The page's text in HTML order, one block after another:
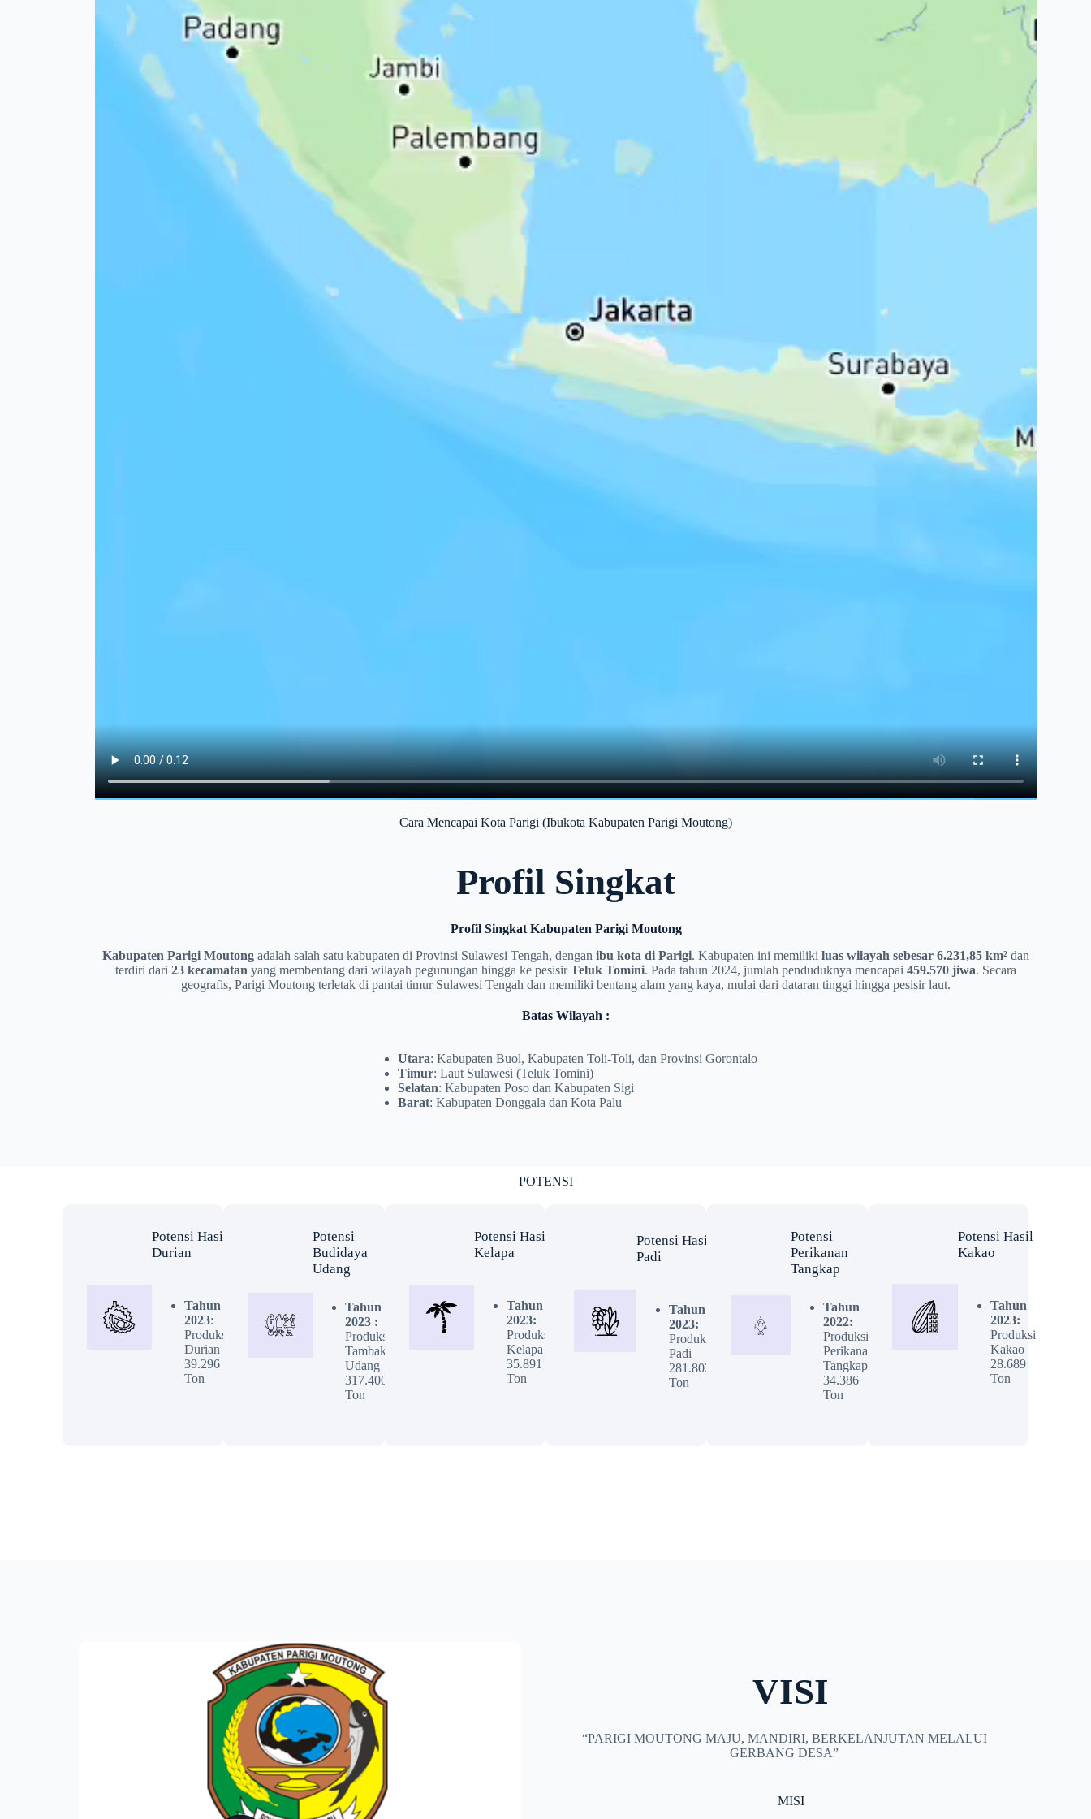
Cara Mencapai Kota Parigi (Ibukota Kabupaten Parigi Moutong)
Profil Singkat
Profil Singkat Kabupaten Parigi Moutong
Kabupaten Parigi Moutong adalah salah satu kabupaten di Provinsi Sulawesi Tengah, dengan ibu kota di Parigi. Kabupaten ini memiliki luas wilayah sebesar 6.231,85 km² dan
terdiri dari 23 kecamatan yang membentang dari wilayah pegunungan hingga ke pesisirTeluk Tomini. Pada tahun 2024, jumlah penduduknya mencapai 459.570 jiwa. Secara
geografis, Parigi Moutong terletak di pantai timur Sulawesi Tengah dan memiliki bentang alam yang kaya, mulai dari dataran tinggi hingga pesisir laut.
Batas Wilayah :
Utara: Kabupaten Buol, Kabupaten Toli-Toli, dan Provinsi Gorontalo
Timur: Laut Sulawesi (Teluk Tomini)
Selatan: Kabupaten Poso dan Kabupaten Sigi
Barat: Kabupaten Donggala dan Kota Palu
POTENSI
Potensi Hasil
Durian
Tahun
2023:
Produksi
Durian
39.296
Ton
Potensi
Budidaya
Udang
Tahun
2023 :
Produksi
Tambak
Udang
317.400
Ton
Potensi Hasil
Kelapa
Tahun
2023:
Produksi
Kelapa
35.891
Ton
Potensi Hasil
Padi
Tahun
2023:
Produksi
Padi
281.802
Ton
Potensi
Perikanan
Tangkap
Tahun
2022:
Produksi
Perikanan
Tangkap
34.386
Ton
Potensi Hasil
Kakao
Tahun
2023:
Produksi
Kakao
28.689
Ton
VISI
“PARIGI MOUTONG MAJU, MANDIRI, BERKELANJUTAN MELALUI
GERBANG DESA”
MISI